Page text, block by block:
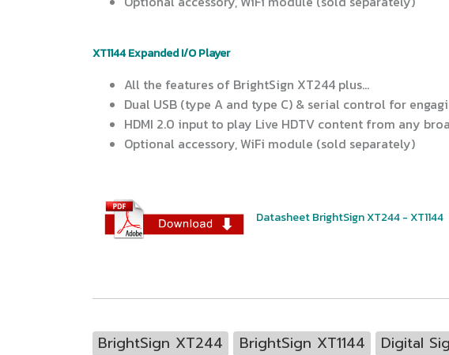
XT1144 Expanded I/O Player
All the features of BrightSign XT244 plus…
Dual USB (type A and type C) & serial control for
HDMI 2.0 input to play Live HDTV content from any
Optional accessory, WiFi module (sold separately)
Datasheet BrightSign XT244 - XT1144
BrightSign XT244 BrightSign XT1144 Digital